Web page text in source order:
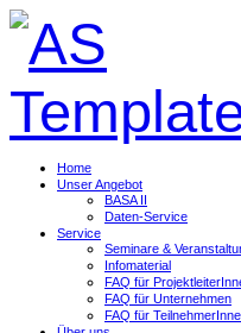
Home
Unser Angebot
BASA II
Daten-Service
Service
Seminare &
Infomaterial
FAQ für
FAQ für Unternehmen
FAQ für